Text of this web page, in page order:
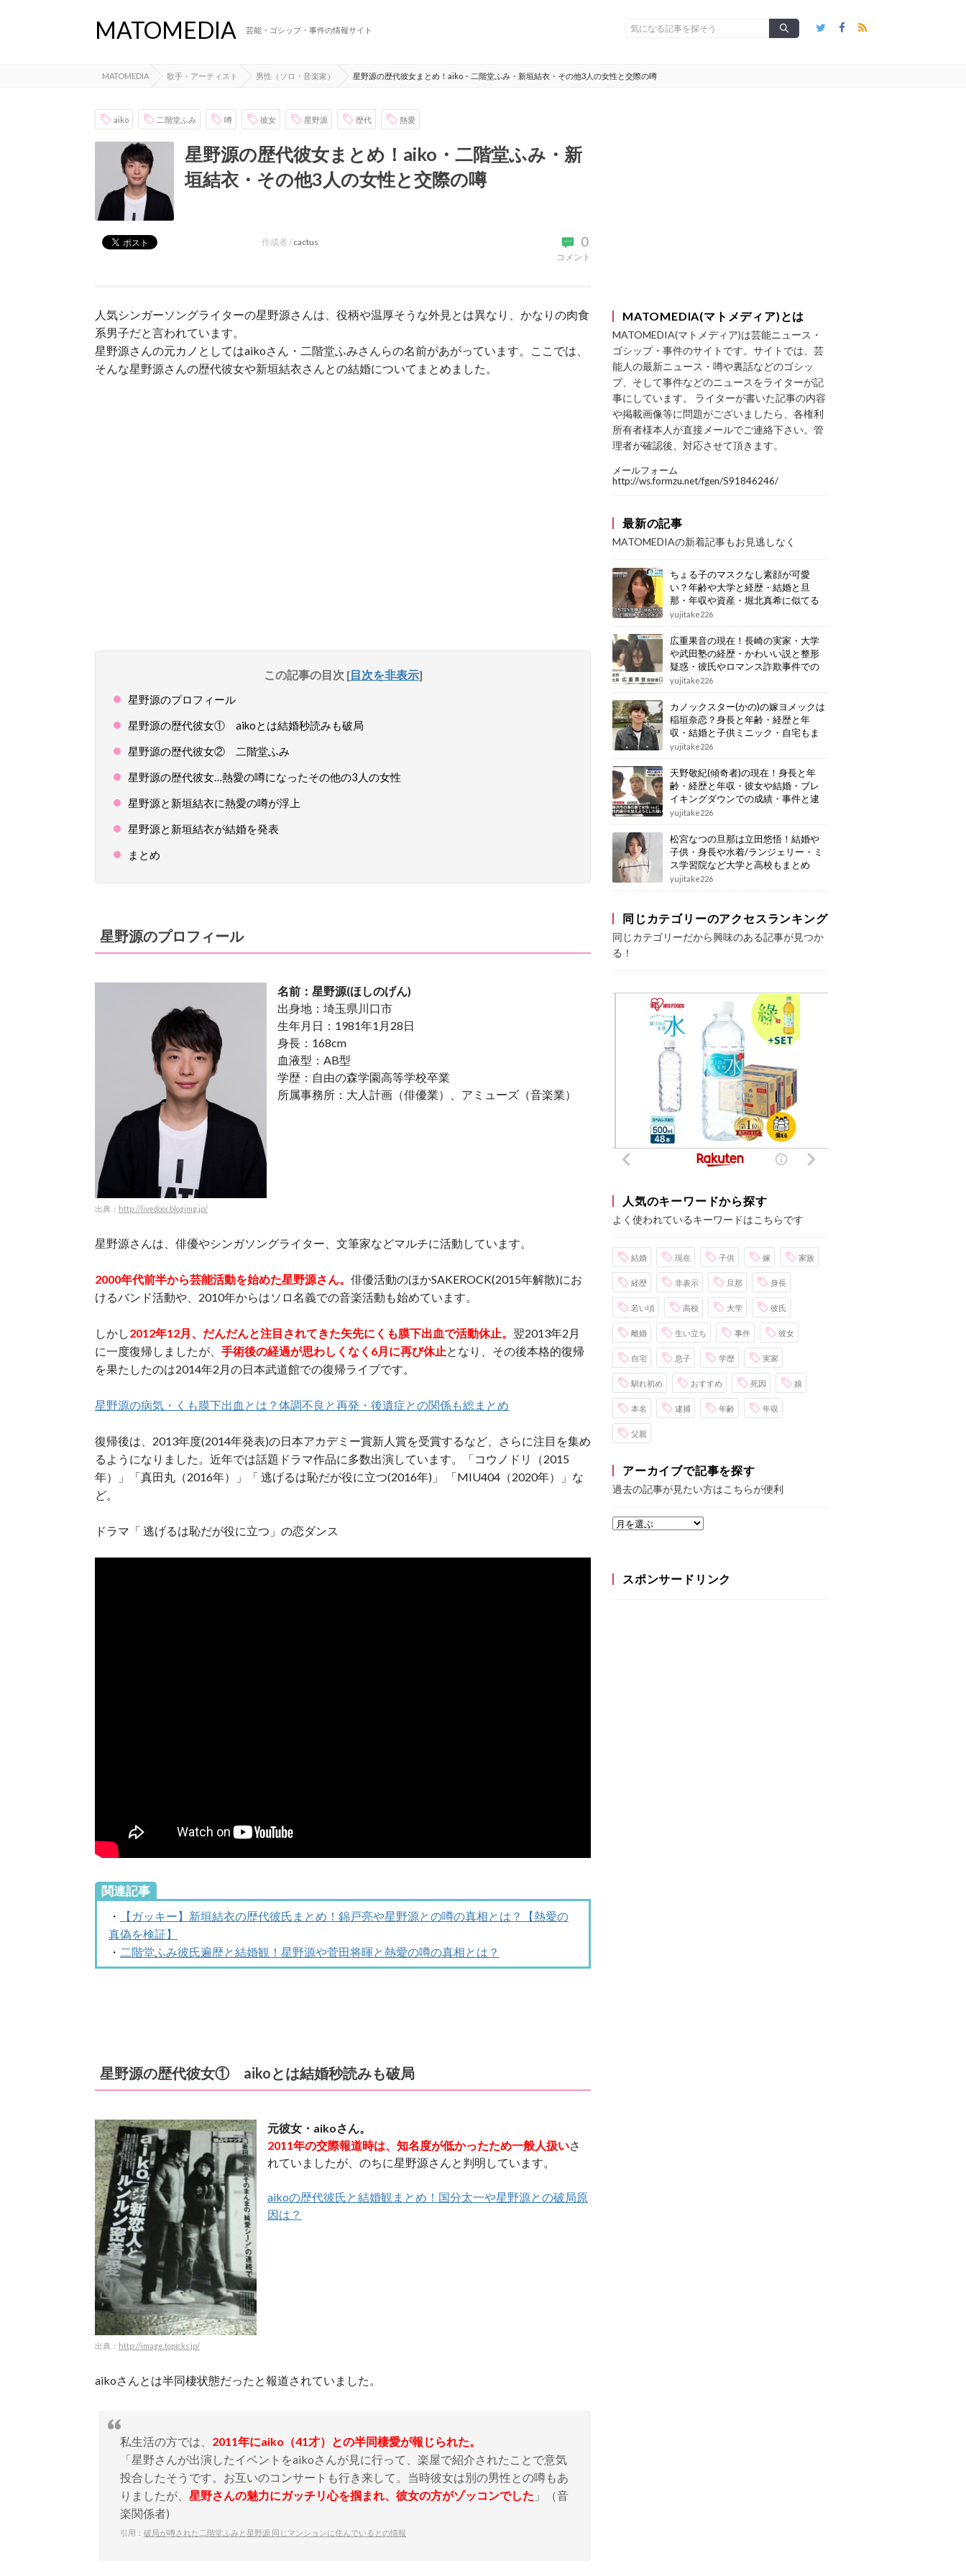
MATOMEDIA 芸能・ゴシップ・事件の情報サイト
MATOMEDIA 歌手・アーティスト 男性（ソロ・音楽家） 星野源の歴代彼女まとめ！aiko・二階堂ふみ・新垣結衣・その他3人の女性と交際の噂
aiko 二階堂ふみ 噂 彼女 星野源 歴代 熱愛
星野源の歴代彼女まとめ！aiko・二階堂ふみ・新
垣結衣・その他3人の女性と交際の噂
0
コメント
作成者 / cactus
人気シンガーソングライターの星野源さんは、役柄や温厚そうな外見とは異なり、かなりの肉食
系男子だと言われています。
星野源さんの元カノとしてはaikoさん・二階堂ふみさんらの名前があがっています。ここでは、
そんな星野源さんの歴代彼女や新垣結衣さんとの結婚についてまとめました。
この記事の目次 [目次を非表示]
星野源のプロフィール
星野源の歴代彼女① aikoとは結婚秒読みも破局
星野源の歴代彼女② 二階堂ふみ
星野源の歴代彼女…熱愛の噂になったその他の3人の女性
星野源と新垣結衣に熱愛の噂が浮上
星野源と新垣結衣が結婚を発表
まとめ
星野源のプロフィール
出典： http://livedoor.blogimg.jp/
名前：星野源(ほしのげん)
出身地：埼玉県川口市
生年月日：1981年1月28日
身長：168cm
血液型：AB型
学歴：自由の森学園高等学校卒業
所属事務所：大人計画（俳優業）、アミューズ（音楽業）
星野源さんは、俳優やシンガソングライター、文筆家などマルチに活動しています。
2000年代前半から芸能活動を始めた星野源さん。 俳優活動のほかSAKEROCK(2015年解散)にお
けるバンド活動や、2010年からはソロ名義での音楽活動も始めています。
しかし2012年12月、だんだんと注目されてきた矢先にくも膜下出血で活動休止。 翌2013年2月
に一度復帰しましたが、 手術後の経過が思わしくなく6月に再び休止となり、その後本格的復帰
を果たしたのは2014年2月の日本武道館での復帰ライブです。
星野源の病気・くも膜下出血とは？体調不良と再発・後遺症との関係も総まとめ
復帰後は、2013年度(2014年発表)の日本アカデミー賞新人賞を受賞するなど、さらに注目を集め
るようになりました。近年では話題ドラマ作品に多数出演しています。「コウノドリ（2015
年）」「真田丸（2016年）」「 逃げるは恥だが役に立つ(2016年)」 「MIU404（2020年）」な
ど。
ドラマ「 逃げるは恥だが役に立つ」の恋ダンス
関連記事
・
【ガッキー】新垣結衣の歴代彼氏まとめ！錦戸亮や星野源との噂の真相とは？【熱愛の
真偽を検証】
・ 二階堂ふみ彼氏遍歴と結婚観！星野源や菅田将暉と熱愛の噂の真相とは？
星野源の歴代彼女① aikoとは結婚秒読みも破局
出典： http://image.topicks.jp/
元彼女・aikoさん。
2011年の交際報道時は、知名度が低かったため一般人扱いさ
れていましたが、のちに星野源さんと判明しています。
aikoの歴代彼氏と結婚観まとめ！国分太一や星野源との破局原
因は？
aikoさんとは半同棲状態だったと報道されていました。
私生活の方では、 2011年にaiko（41才）との半同棲愛が報じられた。
「星野さんが出演したイベントをaikoさんが見に行って、楽屋で紹介されたことで意気
投合したそうです。お互いのコンサートも行き来して。当時彼女は別の男性との噂もあ
りましたが、 星野さんの魅力にガッチリ心を掴まれ、彼女の方がゾッコンでした 」（音
楽関係者)
引用： 破局が噂された二階堂ふみと星野源 同じマンションに住んでいるとの情報
MATOMEDIA(マトメディア)とは
MATOMEDIA(マトメディア)は芸能ニュース・
ゴシップ・事件のサイトです。サイトでは、芸
能人の最新ニュース・噂や裏話などのゴシッ
プ、そして事件などのニュースをライターが記
事にしています。 ライターが書いた記事の内容
や掲載画像等に問題がございましたら、各権利
所有者様本人が直接メールでご連絡下さい。管
理者が確認後、対応させて頂きます。
メールフォーム
http://ws.formzu.net/fgen/S91846246/
最新の記事
MATOMEDIAの新着記事もお見逃しなく
ちょる子のマスクなし素顔が可愛
い？年齢や大学と経歴・結婚と旦
那・年収や資産・堀北真希に似てる
画像もまとめ
yujitake226
広重果音の現在！長崎の実家・大学
や武田塾の経歴・かわいい説と整形
疑惑・彼氏やロマンス詐欺事件での
逮捕もまとめ
yujitake226
カノックスター(かの)の嫁ヨメックは
稲垣奈恋？身長と年齢・経歴と年
収・結婚と子供ミニック・自宅もま
とめ
yujitake226
天野敬紀(傾奇者)の現在！身長と年
齢・経歴と年収・彼女や結婚・ブレ
イキングダウンでの成績・事件と逮
捕もまとめ
yujitake226
松宮なつの旦那は立田悠悟！結婚や
子供・身長や水着/ランジェリー・ミ
ス学習院など大学と高校もまとめ
yujitake226
同じカテゴリーのアクセスランキング
同じカテゴリーだから興味のある記事が見つか
る！
人気のキーワードから探す
よく使われているキーワードはこちらです
結婚 現在 子供 嫁 家族
経歴 非表示 旦那 身長
若い頃 高校 大学 彼氏
離婚 生い立ち 事件 彼女
自宅 息子 学歴 実家
馴れ初め おすすめ 死因 娘
本名 逮捕 年齢 年収
父親
アーカイブで記事を探す
過去の記事が見たい方はこちらが便利
スポンサードリンク